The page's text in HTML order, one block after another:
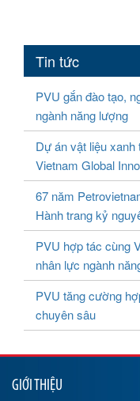
Tin tức
PVU gắn đào tạo,
ngành năng lượng
Dự án vật liệu
Vietnam Global
67 năm
Hành trang kỷ
PVU hợp tác cùng
nhân lực ngành
PVU tăng cường
chuyên sâu
GIỚI THIỆU